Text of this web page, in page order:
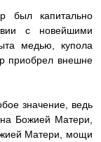
был капитально
с новейшими
медью, купола
приобрел внешне
значение, ведь
Божией Матери,
Матери, мощи